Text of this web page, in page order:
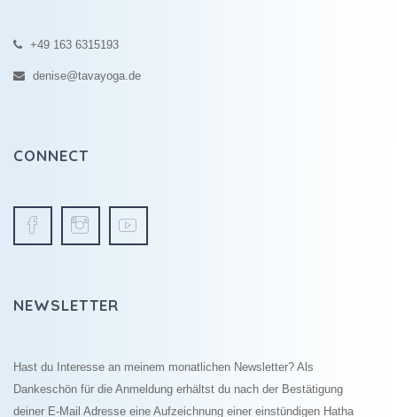
+49 163 6315193
denise@tavayoga.de
CONNECT
NEWSLETTER
Hast du Interesse an meinem monatlichen Newsletter? Als
Dankeschön für die Anmeldung erhältst du nach der Bestätigung
deiner E-Mail Adresse eine Aufzeichnung einer einstündigen Hatha